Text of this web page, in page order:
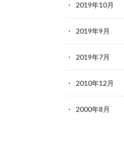
2019年10月
2019年9月
2019年7月
2010年12月
2000年8月